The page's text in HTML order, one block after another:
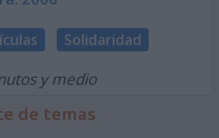
Solidaridad
y medio
de temas